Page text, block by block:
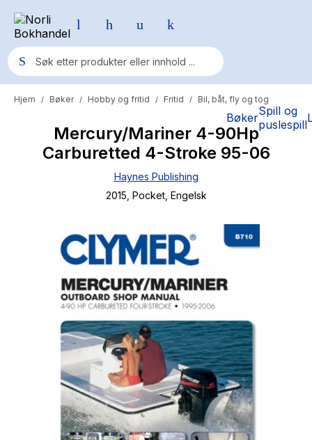
BøkerSpill og
puslespill
Populære søk
Pokemon
One piece
Fury Bound - Sable Sorensen
Elizabeth Strout
Hitster
Hypopressiv trening
Hjem / Bøker / Hobby og fritid / Fritid / Bil, båt, fly og tog
Mercury/Mariner 4-90Hp
Carburetted 4-Stroke 95-06
Haynes Publishing
2015 , Pocket, Engelsk